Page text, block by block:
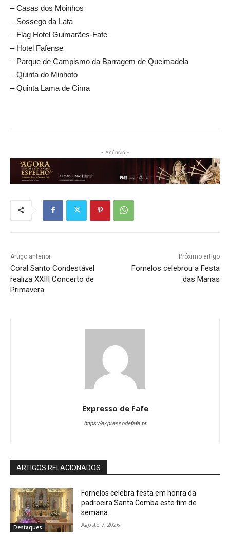
– Casas dos Moinhos
– Sossego da Lata
– Flag Hotel Guimarães-Fafe
– Hotel Fafense
– Parque de Campismo da Barragem de Queimadela
– Quinta do Minhoto
– Quinta Lama de Cima
- Anúncio -
Artigo anterior
Coral Santo Condestável
realiza XXIII Concerto de
Primavera
Próximo artigo
Fornelos celebrou a Festa
das Marias
Expresso de Fafe
https://expressodefafe.pt
ARTIGOS RELACIONADOS
Destaques
Fornelos celebra festa em honra da
padroeira Santa Comba este fim de
semana
Agosto 7, 2026